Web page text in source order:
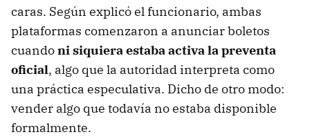
caras. Según explicó el funcionario, ambas
plataformas comenzaron a anunciar boletos
cuandoni siquiera estaba activa la preventa
oficial, algo que la autoridad interpreta como
una práctica especulativa. Dicho de otro modo:
vender algo que todavía no estaba disponible
formalmente.